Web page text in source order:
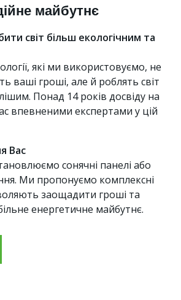
майбутнє
світ більш екологічним та
які ми використовуємо, не
ваші гроші, але й роблять світ
Понад 14 років досвіду на
впевненими експертами у цій
Вас
сонячні панелі або
Ми пропонуємо комплексні
заощадити гроші та
енергетичне майбутнє.